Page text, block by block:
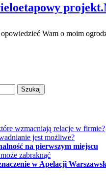
projekt.
Wam o moim
wzmacniają relacje w firmie?
jest możliwe?
na pierwszym miejscu
zabraknąć
w Apelacji